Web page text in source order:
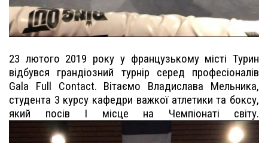
23 лютого 2019 року у французькому місті Турин
відбувся грандіозний турнір серед професіоналів
Gala Full Contact. Вітаємо Владислава Мельника,
студента 3 курсу кафедри важкої атлетики та боксу,
який посів І місце на Чемпіонаті світу.